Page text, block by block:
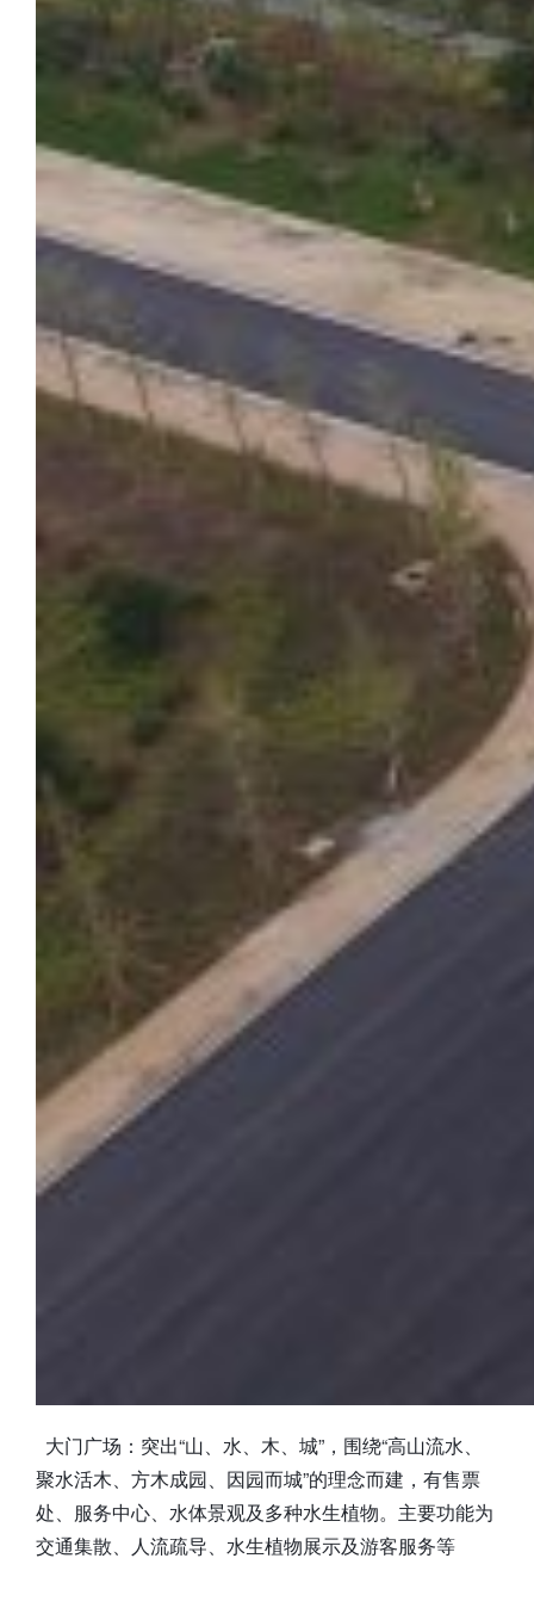
大门广场：突出“山、水、木、城”，围绕“高山流水、
聚水活木、方木成园、因园而城”的理念而建，有售票
处、服务中心、水体景观及多种水生植物。主要功能为
交通集散、人流疏导、水生植物展示及游客服务等